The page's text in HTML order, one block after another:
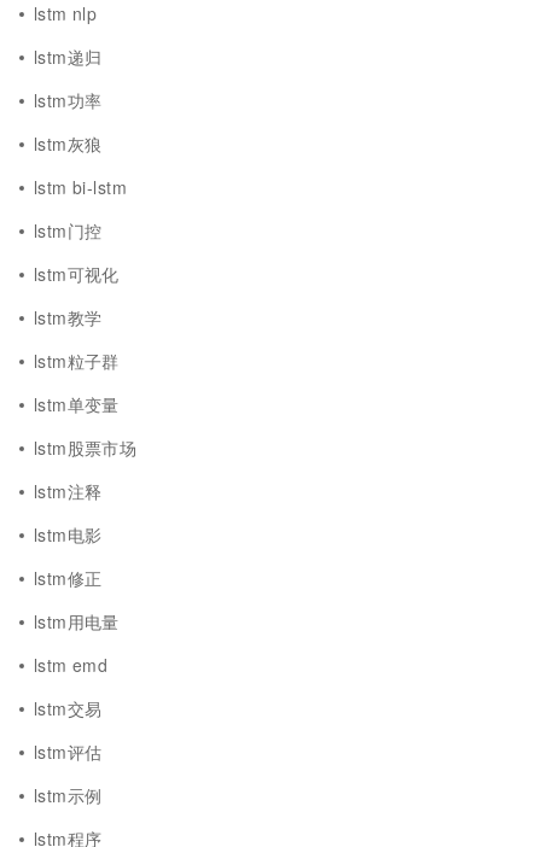
lstm nlp
lstm递归
lstm功率
lstm灰狼
lstm bi-lstm
lstm门控
lstm可视化
lstm教学
lstm粒子群
lstm单变量
lstm股票市场
lstm注释
lstm电影
lstm修正
lstm用电量
lstm emd
lstm交易
lstm评估
lstm示例
lstm程序